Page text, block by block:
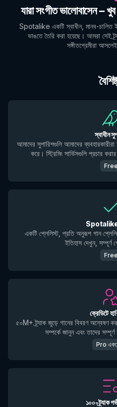
যারা সংগীত ভালোবাসেন –
Spotalike একটি স্বাধীন, মানব-চালিত
ভাঙতে তৈরি করা হয়েছে। আমরা সেই
সঙ্গীতপ্রেমীরা
স্বাধীন
আমাদের সুপারিশগুলি আমাদের
করে। স্ট্রিমিং সার্ভিসগুলি প্রচার
Free
একটি প্লেলিস্ট, প্রতি অনুরূপ গান
ইতিহাস দেখুন, সম্পূর্ণ
Free
ক্রেডিটে
৫০M+ ট্র্যাক জুড়ে গানের বিবরণ অন্বেষণ
সম্পর্কে জানুন এবং তাদের
Pro
১০০-ট্র্যাক